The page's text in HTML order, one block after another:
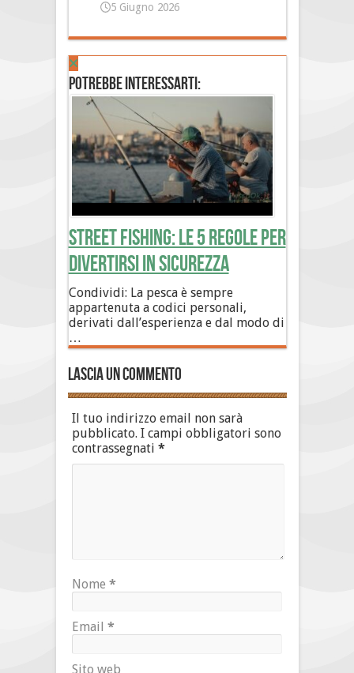
5 Giugno 2026
Potrebbe interessarti:
Street Fishing: le 5 regole per
divertirsi in sicurezza
Condividi: La pesca è sempre
appartenuta a codici personali,
derivati dall’esperienza e dal modo di
…
Lascia un commento
Il tuo indirizzo email non sarà
pubblicato. I campi obbligatori sono
contrassegnati *
Nome *
Email *
Sito web